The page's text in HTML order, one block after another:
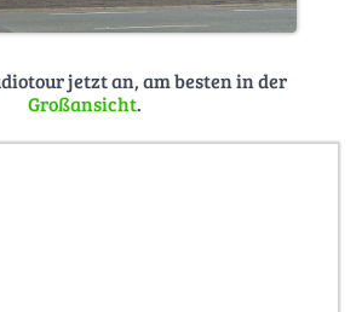
jetzt an, am besten in der
Großansicht.